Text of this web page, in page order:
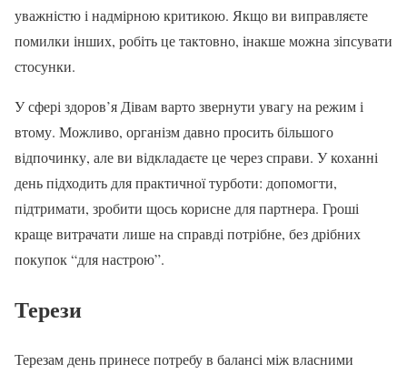
уважністю і надмірною критикою. Якщо ви виправляєте
помилки інших, робіть це тактовно, інакше можна зіпсувати
стосунки.
У сфері здоров’я Дівам варто звернути увагу на режим і
втому. Можливо, організм давно просить більшого
відпочинку, але ви відкладаєте це через справи. У коханні
день підходить для практичної турботи: допомогти,
підтримати, зробити щось корисне для партнера. Гроші
краще витрачати лише на справді потрібне, без дрібних
покупок “для настрою”.
Терези
Терезам день принесе потребу в балансі між власними